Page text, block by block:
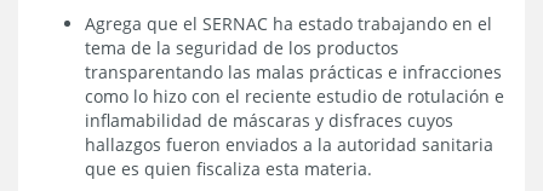
Agrega que el SERNAC ha estado trabajando en el
tema de la seguridad de los productos
transparentando las malas prácticas e infracciones
como lo hizo con el reciente estudio de rotulación e
inflamabilidad de máscaras y disfraces cuyos
hallazgos fueron enviados a la autoridad sanitaria
que es quien fiscaliza esta materia.